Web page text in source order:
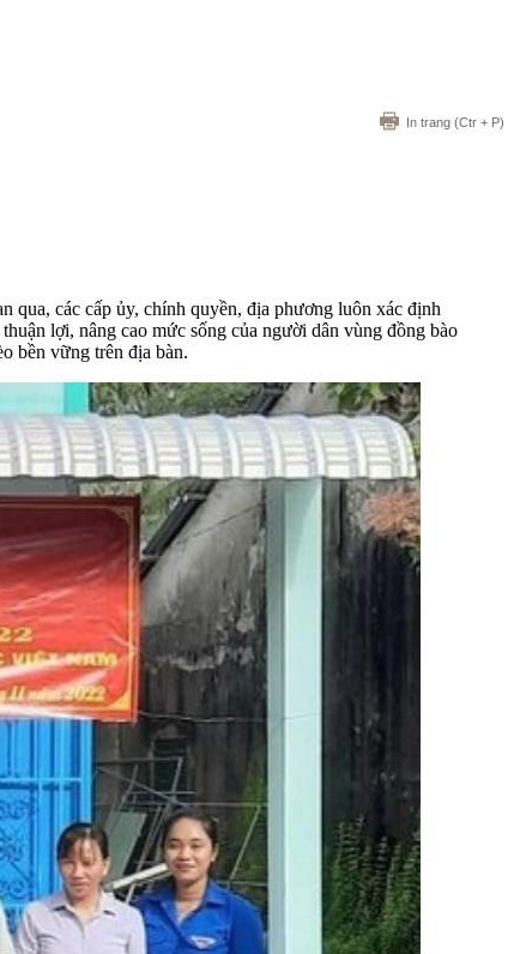
In trang (Ctr + P)
qua, các cấp ủy, chính quyền, địa phương luôn xác định
lợi, nâng cao mức sống của người dân vùng đồng bào
bền vững trên địa bàn.